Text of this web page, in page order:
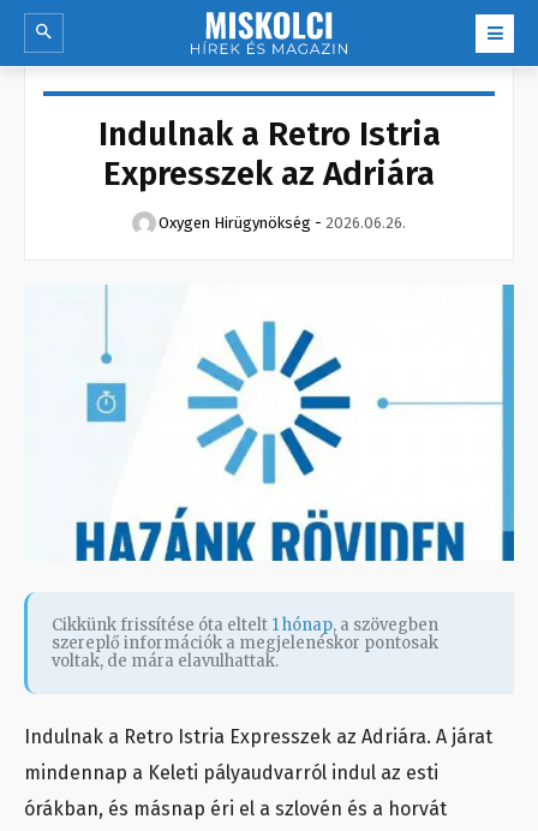
Indulnak a Retro Istria
Expresszek az Adriára
Oxygen Hirügynökség - 2026.06.26.
Cikkünk frissítése óta eltelt 1 hónap, a szövegben
szereplő információk a megjelenéskor pontosak
voltak, de mára elavulhattak.
Indulnak a Retro Istria Expresszek az Adriára. A járat
mindennap a Keleti pályaudvarról indul az esti
órákban, és másnap éri el a szlovén és a horvát